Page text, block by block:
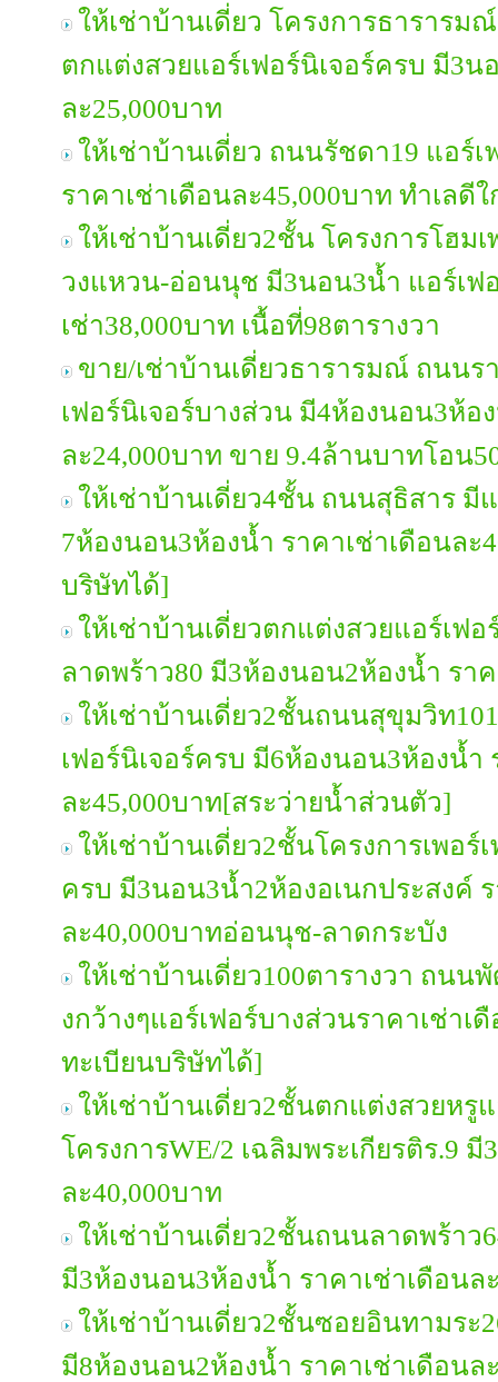
ให้เช่าบ้านเดี่ยว โครงการธารารม
ตกแต่งสวยแอร์เฟอร์นิเจอร์ครบ มี3น
ละ25,000บาท
ให้เช่าบ้านเดี่ยว ถนนรัชดา19 แอร์
ราคาเช่าเดือนละ45,000บาท ทำเลดี
ให้เช่าบ้านเดี่ยว2ชั้น โครงการโฮม
วงแหวน-อ่อนนุช มี3นอน3น้ำ แอร์เฟ
เช่า38,000บาท เนื้อที่98ตารางวา
ขาย/เช่าบ้านเดี่ยวธารารมณ์ ถนนร
เฟอร์นิเจอร์บางส่วน มี4ห้องนอน3ห้อ
ละ24,000บาท ขาย 9.4ล้านบาทโอน
ให้เช่าบ้านเดี่ยว4ชั้น ถนนสุธิสาร มี
7ห้องนอน3ห้องน้ำ ราคาเช่าเดือนละ
บริษัทได้]
ให้เช่าบ้านเดี่ยวตกแต่งสวยแอร์เฟ
ลาดพร้าว80 มี3ห้องนอน2ห้องน้ำ รา
ให้เช่าบ้านเดี่ยว2ชั้นถนนสุขุมวิท
เฟอร์นิเจอร์ครบ มี6ห้องนอน3ห้องน้ำ
ละ45,000บาท[สระว่ายน้ำส่วนตัว]
ให้เช่าบ้านเดี่ยว2ชั้นโครงการเพอร์
ครบ มี3นอน3น้ำ2ห้องอเนกประสงค์
ละ40,000บาทอ่อนนุช-ลาดกระบัง
ให้เช่าบ้านเดี่ยว100ตารางวา ถน
งกว้างๆแอร์เฟอร์บางส่วนราคาเช่าเ
ทะเบียนบริษัทได้]
ให้เช่าบ้านเดี่ยว2ชั้นตกแต่งสวยหรู
โครงการWE/2 เฉลิมพระเกียรติร.9
ละ40,000บาท
ให้เช่าบ้านเดี่ยว2ชั้นถนนลาดพร้าว
มี3ห้องนอน3ห้องน้ำ ราคาเช่าเดือนล
ให้เช่าบ้านเดี่ยว2ชั้นซอยอินทามระ
มี8ห้องนอน2ห้องน้ำ ราคาเช่าเดือนล